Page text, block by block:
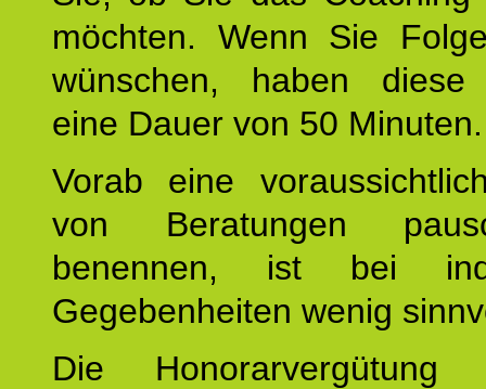
möchten. Wenn Sie
wünschen, haben diese
eine Dauer von 50 Minuten.
Vorab eine
von Beratungen
benennen, ist bei
Gegebenheiten wenig
Die